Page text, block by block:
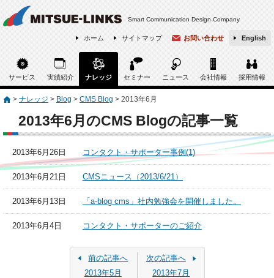
Smart Communication Design Company
ホーム サイトマップ お問い合わせ English
サービス 実績紹介 ナレッジ セミナー ニュース 会社情報 採用情報
> ナレッジ > Blog > CMS Blog > 2013年6月
2013年6月のCMS Blogの記事一覧
2013年6月26日 コンタクト・サポーター事例(1)
2013年6月21日 CMSニュース（2013/6/21）
2013年6月13日 「a-blog cms」社内勉強会を開催しました。
2013年6月4日 コンタクト・サポーターのご紹介
前の記事へ
2013年5月
次の記事へ
2013年7月